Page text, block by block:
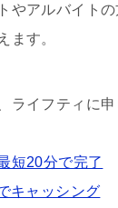
やアルバイト
ます。
イフティに
短20分で完了
キャッシング